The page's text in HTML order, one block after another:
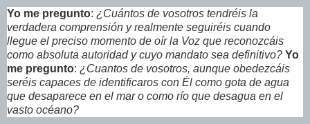
Yo me pregunto: ¿Cuántos de vosotros tendréis la
verdadera comprensión y realmente seguiréis cuando
llegue el preciso momento de oír la Voz que reconozcáis
como absoluta autoridad y cuyo mandato sea definitivo? Yo
me pregunto: ¿Cuantos de vosotros, aunque obedezcáis
seréis capaces de identificaros con Él como gota de agua
que desaparece en el mar o como río que desagua en el
vasto océano?